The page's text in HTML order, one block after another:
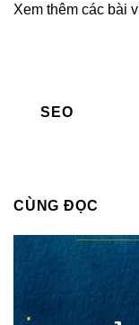
Xem thêm các bài
SEO
CÙNG ĐỌC